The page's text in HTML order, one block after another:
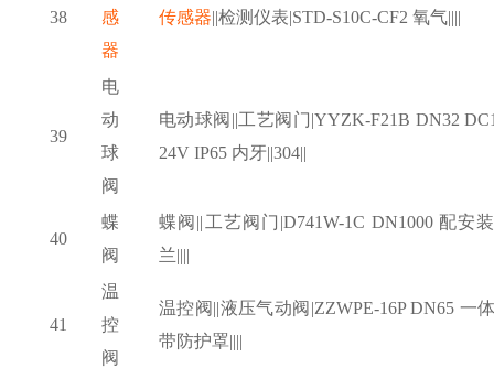
38
感
器
传感器||检测仪表|STD-S10C-CF2 氧气||||
39
电
动
球
阀
电动球阀 ||工艺阀门|YYZK-F21B DN32
24V IP65 内牙||304||
40
蝶
阀
蝶阀 ||工艺阀门|D741W-1C DN1000 配安
兰||||
41
温
控
阀
温控阀||液压气动阀|ZZWPE-16P DN65 一
带防护罩||||